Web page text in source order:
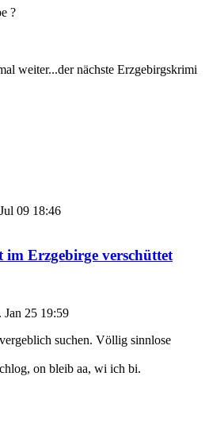
?
weiter...der nächste Erzgebirgskrimi
09 18:46
im Erzgebirge verschüttet
Jan 25 19:59
suchen. Völlig sinnlose
on bleib aa, wi ich bi.